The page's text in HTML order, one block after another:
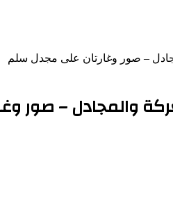
– صور وغارتان على مجدل سلم
والمجادل – صور